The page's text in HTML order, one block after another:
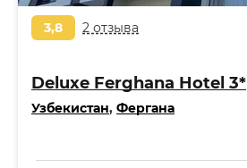
3,8 2 отзыва
Deluxe Ferghana Hotel 3*
Узбекистан, Фергана